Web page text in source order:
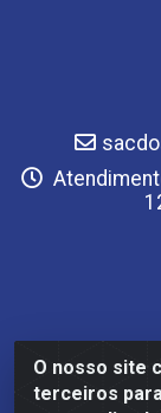
O nosso site
terceiros